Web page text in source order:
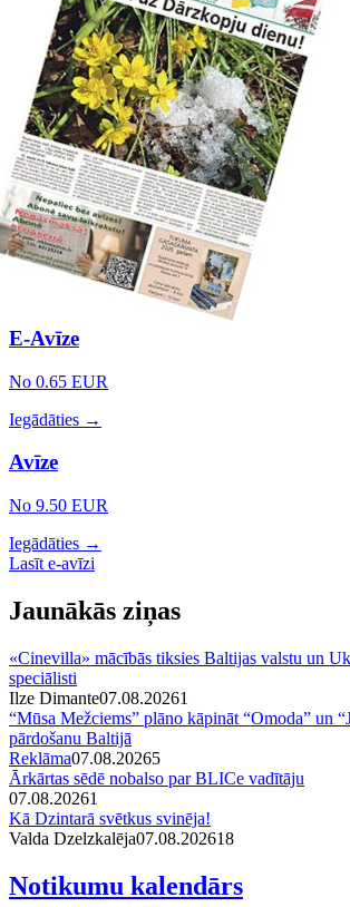
E-Avīze
No 0.65 EUR
Iegādāties →
Avīze
No 9.50 EUR
Iegādāties →
Lasīt e-avīzi
Jaunākās ziņas
«Cinevilla» mācībās tiksies Baltijas valstu un
speciālisti
Ilze Dimante07.08.20261
“Mūsa Mežciems” plāno kāpināt “Omoda” un
pārdošanu Baltijā
Reklāma07.08.20265
Ārkārtas sēdē nobalso par BLICe vadītāju
07.08.20261
Kā Dzintarā svētkus svinēja!
Valda Dzelzkalēja07.08.202618
Notikumu kalendārs